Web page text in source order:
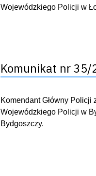
Wojewódzkiego Policji w
Komunikat nr 35/
Komendant Główny Policji
Wojewódzkiego Policji w
Bydgoszczy.